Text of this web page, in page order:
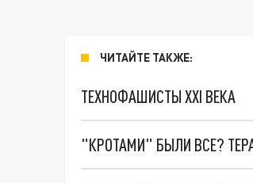
ЧИТАЙТЕ ТАКЖЕ:
ТЕХНОФАШИСТЫ XXI ВЕКА
"КРОТАМИ" БЫЛИ ВСЕ?